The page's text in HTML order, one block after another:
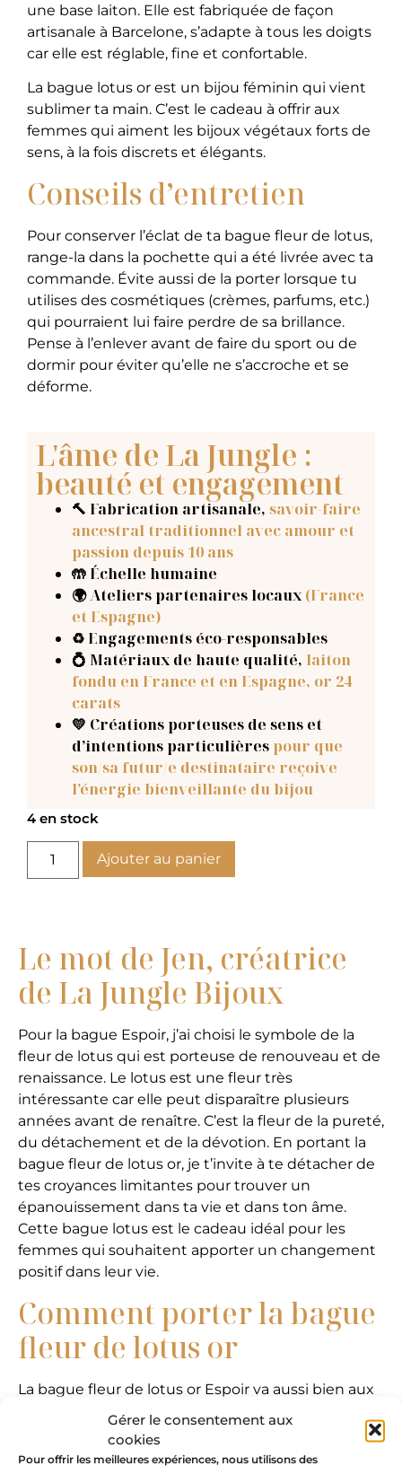
Gérer le consentement aux
cookies
Pour offrir les meilleures expériences, nous utilisons des
une base laiton. Elle est fabriquée de façon
artisanale à Barcelone, s’adapte à tous les doigts
car elle est réglable, fine et confortable.
La bague lotus or est un bijou féminin qui vient
sublimer ta main. C’est le cadeau à offrir aux
femmes qui aiment les bijoux végétaux forts de
sens, à la fois discrets et élégants.
Conseils d’entretien
Pour conserver l’éclat de ta bague fleur de lotus,
range-la dans la pochette qui a été livrée avec ta
commande. Évite aussi de la porter lorsque tu
utilises des cosmétiques (crèmes, parfums, etc.)
qui pourraient lui faire perdre de sa brillance.
Pense à l’enlever avant de faire du sport ou de
dormir pour éviter qu’elle ne s’accroche et se
déforme.
L'âme de La Jungle :
beauté et engagement
🔨 Fabrication artisanale, savoir-faire
ancestral traditionnel avec amour et
passion depuis 10 ans
🤲 Échelle humaine
🌍 Ateliers partenaires locaux (France
et Espagne)
♻️ Engagements éco-responsables
💍 Matériaux de haute qualité, laiton
fondu en France et en Espagne, or 24
carats
💛 Créations porteuses de sens et
d’intentions particulières pour que
son/sa futur/e destinataire reçoive
l’énergie bienveillante du bijou
4 en stock
Ajouter au panier
Le mot de Jen, créatrice
de La Jungle Bijoux
Pour la bague Espoir, j’ai choisi le symbole de la
fleur de lotus qui est porteuse de renouveau et de
renaissance. Le lotus est une fleur très
intéressante car elle peut disparaître plusieurs
années avant de renaître. C’est la fleur de la pureté,
du détachement et de la dévotion. En portant la
bague fleur de lotus or, je t’invite à te détacher de
tes croyances limitantes pour trouver un
épanouissement dans ta vie et dans ton âme.
Cette bague lotus est le cadeau idéal pour les
femmes qui souhaitent apporter un changement
positif dans leur vie.
Comment porter la bague
fleur de lotus or
La bague fleur de lotus or Espoir va aussi bien aux
bague discrète peut apporter un peu de lumière
sur la main lorsqu’elle est portée seule. Elle peut